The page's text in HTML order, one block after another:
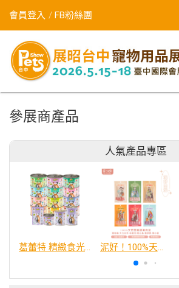
會員登入 FB粉絲團
參展商產品
人氣產品專區
葛蕾特 精緻食光 主食貓罐、貓餐包 泥好！100%天然營養蔬果肉泥